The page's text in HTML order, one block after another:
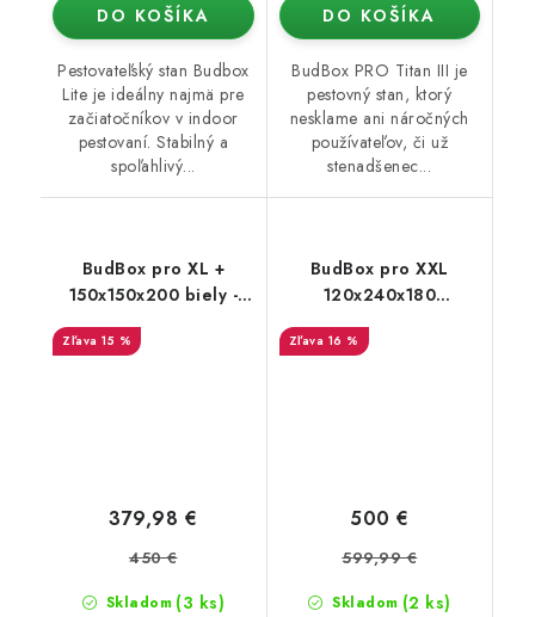
DO KOŠÍKA
Pestovateľský stan Budbox
Lite je ideálny najmä pre
začiatočníkov v indoor
pestovaní. Stabilný a
spoľahlivý...
DO KOŠÍKA
BudBox PRO Titan III je
pestovný stan, ktorý
nesklame ani náročných
používateľov, či už
stenadšenec...
BudBox pro XL +
150x150x200 biely -
rastové stan
15 %
Skladom (3 ks)
379,98 €
450 €
BudBox pro XXL
120x240x180
strieborný - skosený
pod strechu
16 %
Skladom (2 ks)
500 €
599,99 €